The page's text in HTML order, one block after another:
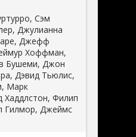
Сэм
Джулианна
Джефф
Хоффман,
Бушеми, Джон
Дэвид Тьюлис,
Марк
Хаддлстон, Филип
Гилмор, Джеймс